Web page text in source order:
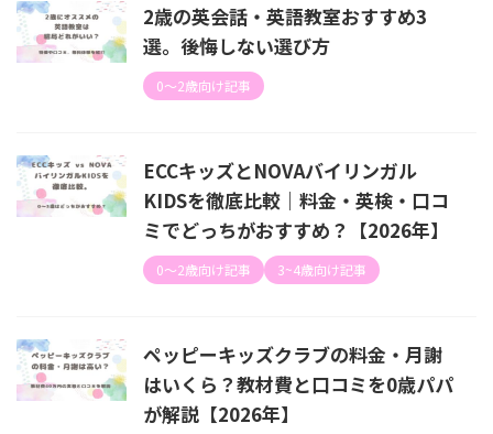
2歳の英会話・英語教室おすすめ3
選。後悔しない選び方
0〜2歳向け記事
ECCキッズとNOVAバイリンガル
KIDSを徹底比較｜料金・英検・口コ
ミでどっちがおすすめ？【2026年】
0〜2歳向け記事 3~4歳向け記事
ペッピーキッズクラブの料金・月謝
はいくら？教材費と口コミを0歳パパ
が解説【2026年】